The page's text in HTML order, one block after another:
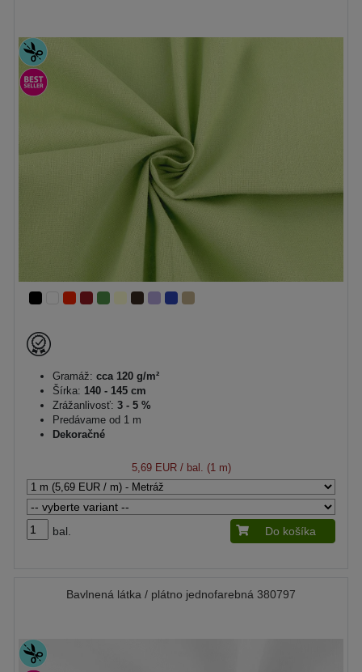
Gramáž: cca 120 g/m²
Šírka: 140 - 145 cm
Zrážanlivosť: 3 - 5 %
Predávame od 1 m
Dekoračné
5,69 EUR/ bal. (1 m)
bal. Do košíka
Bavlnená látka / plátno jednofarebná 380797